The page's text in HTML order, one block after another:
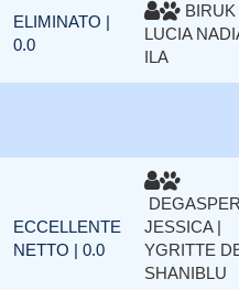
ELIMINATO |
0.0
BIRUK
LUCIA NADIA
ILA
ECCELLENTE
NETTO | 0.0
DEGASPERI
JESSICA |
YGRITTE DEI
SHANIBLU